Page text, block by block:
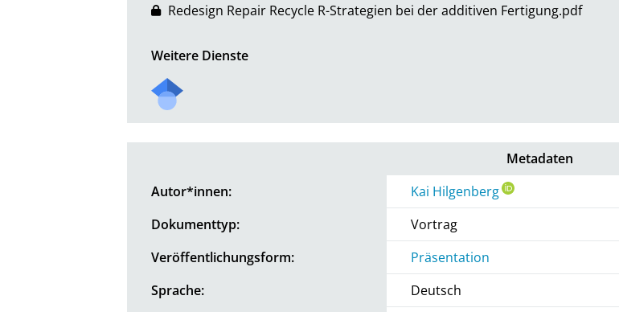
Redesign Repair Recycle R-Strategien bei der additiven Fertigung.pdf
Weitere Dienste
Metadaten
Autor*innen:
Kai Hilgenberg
Dokumenttyp:
Vortrag
Veröffentlichungsform:
Präsentation
Sprache:
Deutsch